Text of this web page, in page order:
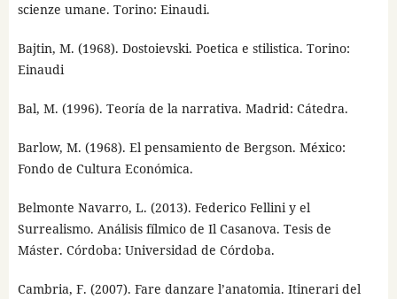
scienze umane. Torino: Einaudi.
Bajtin, M. (1968). Dostoievski. Poetica e stilistica. Torino:
Einaudi
Bal, M. (1996). Teoría de la narrativa. Madrid: Cátedra.
Barlow, M. (1968). El pensamiento de Bergson. México:
Fondo de Cultura Económica.
Belmonte Navarro, L. (2013). Federico Fellini y el
Surrealismo. Análisis fílmico de Il Casanova. Tesis de
Máster. Córdoba: Universidad de Córdoba.
Cambria, F. (2007). Fare danzare l’anatomia. Itinerari del